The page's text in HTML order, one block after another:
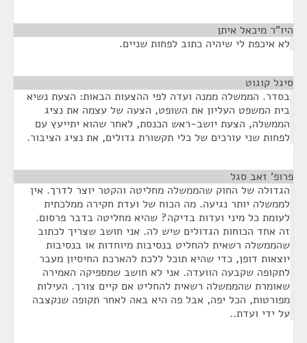
היו"ר מיכאל איתן
לא איכפת לי שיהיה כתוב לפחות שניים.
סיגל קוגוט
בסדר. הממשלה ממנה ועדה לפי ההצעות הבאות: הצעת נשיא
בית המשפט העליון את השופט, הצעה של עצמה את נציג
הממשלה, הצעת יושב-ראש הכנסת, לאחר שהוא יתייעץ עם
לפחות שני עורכים של כלי תקשורת גדולים, את נציג הציבור.
פרופ' זאב סגל
הגדולה של החוק שהממשלה מחליטה והקטר יוצר לדרך. אין
לממשלה יותר נגיעה. מה הכוח של ועדת חקירה ממלכתית
לעומת כל מיני ועדות בדיקה? שהיא מחליטה בדבר פרסום.
זה אחד הכוחות הגדולים שיש לה. אני חושב שצריך לכתוב
שהממשלה רשאית להחליט בנסיבות מיוחדות או בנסיבות
יוצאות דופן, כדי שהיא תוכל ללכת להארכת החיסיון מעבר
לתקופה שקבעה הוועדה. אני לא חושב שמספיקה האמירה
שאומרת שהממשלה רשאית להחליט אם קיים צורך. העילות
מפורטות, הכל יפה, אבל פה היא באה לאחר תקופה שנקצבה
על ידי ועדת..